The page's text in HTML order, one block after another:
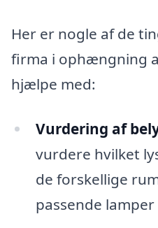
Her er nogle af de
firma i ophængning
hjælpe med:
Vurdering af
vurdere hvilket
de forskellige
passende